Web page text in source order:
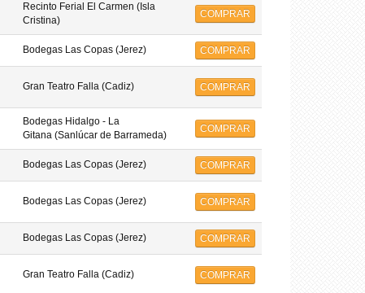
Recinto Ferial El Carmen (Isla
Cristina)
COMPRAR
Bodegas Las Copas (Jerez) COMPRAR
Gran Teatro Falla (Cadiz) COMPRAR
Bodegas Hidalgo - La
Gitana (Sanlúcar de Barrameda)
COMPRAR
Bodegas Las Copas (Jerez) COMPRAR
Bodegas Las Copas (Jerez) COMPRAR
Bodegas Las Copas (Jerez) COMPRAR
Gran Teatro Falla (Cadiz) COMPRAR